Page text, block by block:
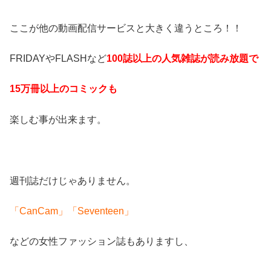
ここが他の動画配信サービスと大きく違うところ！！
FRIDAYやFLASHなど100誌以上の人気雑誌が読み放題で
15万冊以上のコミックも
楽しむ事が出来ます。
週刊誌だけじゃありません。
「CanCam」「Seventeen」
などの女性ファッション誌もありますし、